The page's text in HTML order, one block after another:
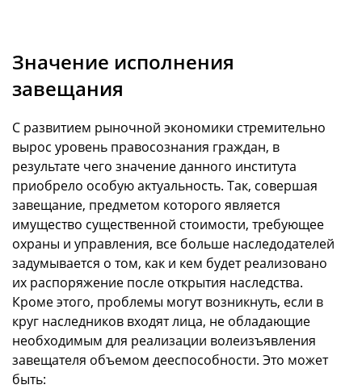
Значение исполнения
завещания
С развитием рыночной экономики стремительно
вырос уровень правосознания граждан, в
результате чего значение данного института
приобрело особую актуальность. Так, совершая
завещание, предметом которого является
имущество существенной стоимости, требующее
охраны и управления, все больше наследодателей
задумывается о том, как и кем будет реализовано
их распоряжение после открытия наследства.
Кроме этого, проблемы могут возникнуть, если в
круг наследников входят лица, не обладающие
необходимым для реализации волеизъявления
завещателя объемом дееспособности. Это может
быть: